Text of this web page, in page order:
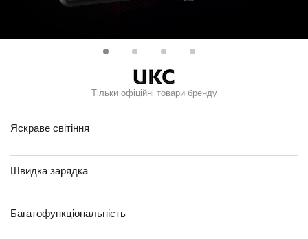
Тільки офіційні товари бренду
Яскраве світіння
Швидка зарядка
Багатофункціональність